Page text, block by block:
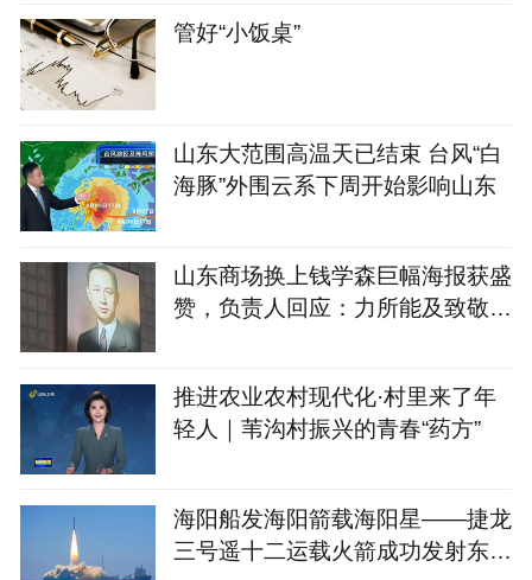
管好“小饭桌”
山东大范围高温天已结束 台风“白
海豚”外围云系下周开始影响山东
山东商场换上钱学森巨幅海报获盛
赞，负责人回应：力所能及致敬国
推进农业农村现代化·村里来了年
轻人｜苇沟村振兴的青春“药方”
海阳船发海阳箭载海阳星——捷龙
三号遥十二运载火箭成功发射东方